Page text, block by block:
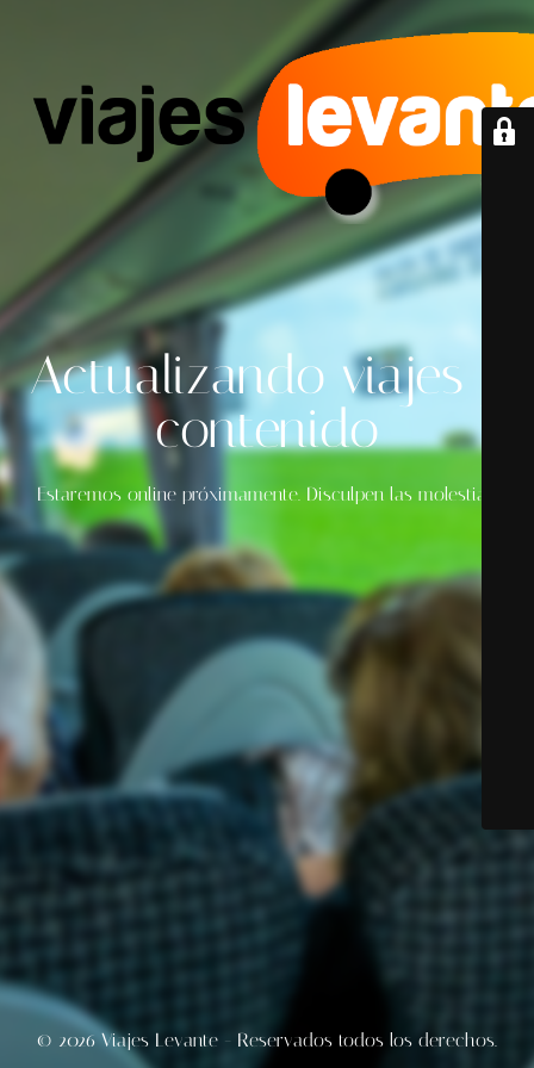
Actualizando viajes y
contenido
Estaremos online próximamente. Disculpen las molestias.
© 2026 Viajes Levante - Reservados todos los derechos.